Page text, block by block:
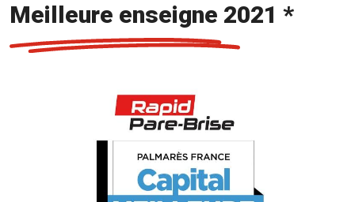
Meilleure enseigne 2021 *